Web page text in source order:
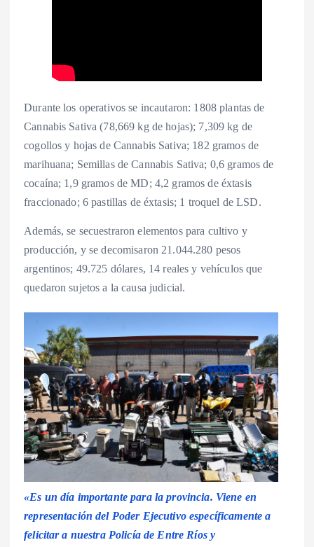
Durante los operativos se incautaron: 1808 plantas de
Cannabis Sativa (78,669 kg de hojas); 7,309 kg de
cogollos y hojas de Cannabis Sativa; 182 gramos de
marihuana; Semillas de Cannabis Sativa; 0,6 gramos de
cocaína; 1,9 gramos de MD; 4,2 gramos de éxtasis
fraccionado; 6 pastillas de éxtasis; 1 troquel de LSD.
Además, se secuestraron elementos para cultivo y
producción, y se decomisaron 21.044.280 pesos
argentinos; 49.725 dólares, 14 reales y vehículos que
quedaron sujetos a la causa judicial.
«Es un día importante para la provincia. Viene en
representación del Poder Ejecutivo específicamente a
felicitar a nuestra Policía de Entre Ríos y